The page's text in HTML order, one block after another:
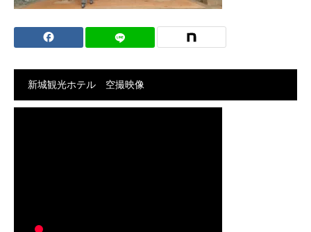
新城観光ホテル 空撮映像